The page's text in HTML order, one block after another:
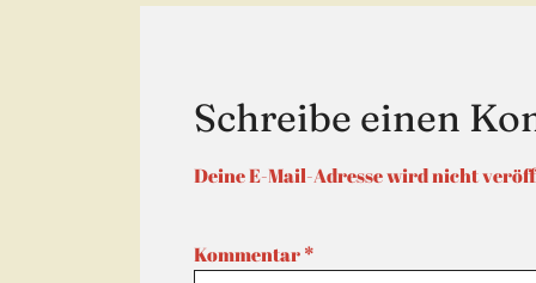
Schreibe einen
Deine E-Mail-Adresse wird nicht
Kommentar*